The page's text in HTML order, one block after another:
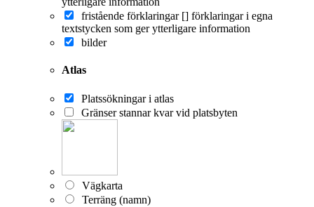
fristående förklaringar [] förklaringar i egna
textstycken som ger ytterligare information
bilder
Atlas
Platssökningar i atlas
Gränser stannar kvar vid platsbyten
Vägkarta
Terräng (namn)